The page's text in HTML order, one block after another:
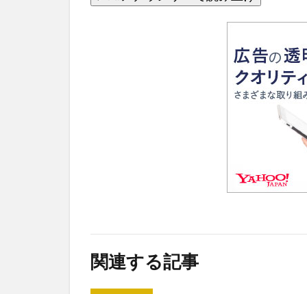
関連する記事